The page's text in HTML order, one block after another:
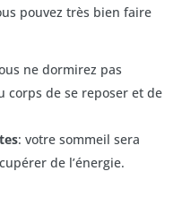
pouvez très bien faire
ne dormirez pas
corps de se reposer et de
: votre sommeil sera
de l’énergie.